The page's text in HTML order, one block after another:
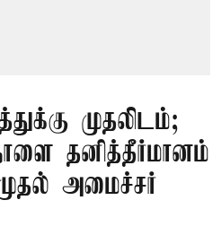
முதலிடம்;
தனித்தீர்மானம்
அமைச்சர்